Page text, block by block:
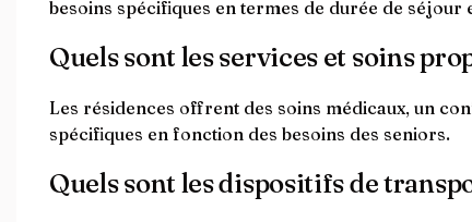
besoins spécifiques en termes de durée de séjour
Quels sont les services et soins
Les résidences offrent des soins médicaux, un
spécifiques en fonction des besoins des seniors.
Quels sont les dispositifs de